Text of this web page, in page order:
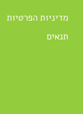
מדיניות הפרטיות
תנאים